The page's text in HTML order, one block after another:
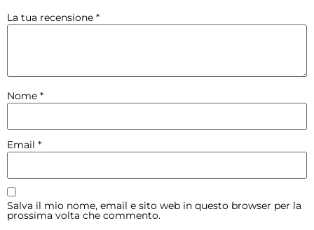
La tua recensione *
Nome *
Email *
Salva il mio nome, email e sito web in questo browser per la
prossima volta che commento.